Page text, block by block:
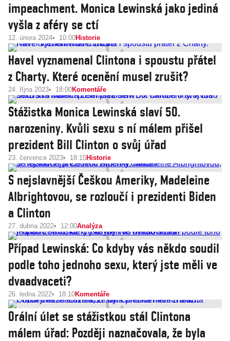
impeachment. Monica Lewinská jako jediná
vyšla z aféry se ctí
12. února 2024 10:00Historie
Havel vyznamenal Clintona i spoustu přátel
z Charty. Které ocenění musel zrušit?
24. října 2023 18:00Komentáře
Stážistka Monica Lewinská slaví 50.
narozeniny. Kvůli sexu s ní málem přišel
prezident Bill Clinton o svůj úřad
23. července 2023 18:15Historie
S nejslavnější Češkou Ameriky, Madeleine
Albrightovou, se rozloučí i prezidenti Biden
a Clinton
27. dubna 2022 12:00Analýza
Případ Lewinská: Co kdyby vás někdo soudil
podle toho jednoho sexu, který jste měli ve
dvaadvaceti?
26. ledna 2022 18:10Komentáře
Orální úlet se stážistkou stál Clintona
málem úřad: Později naznačovala, že byla